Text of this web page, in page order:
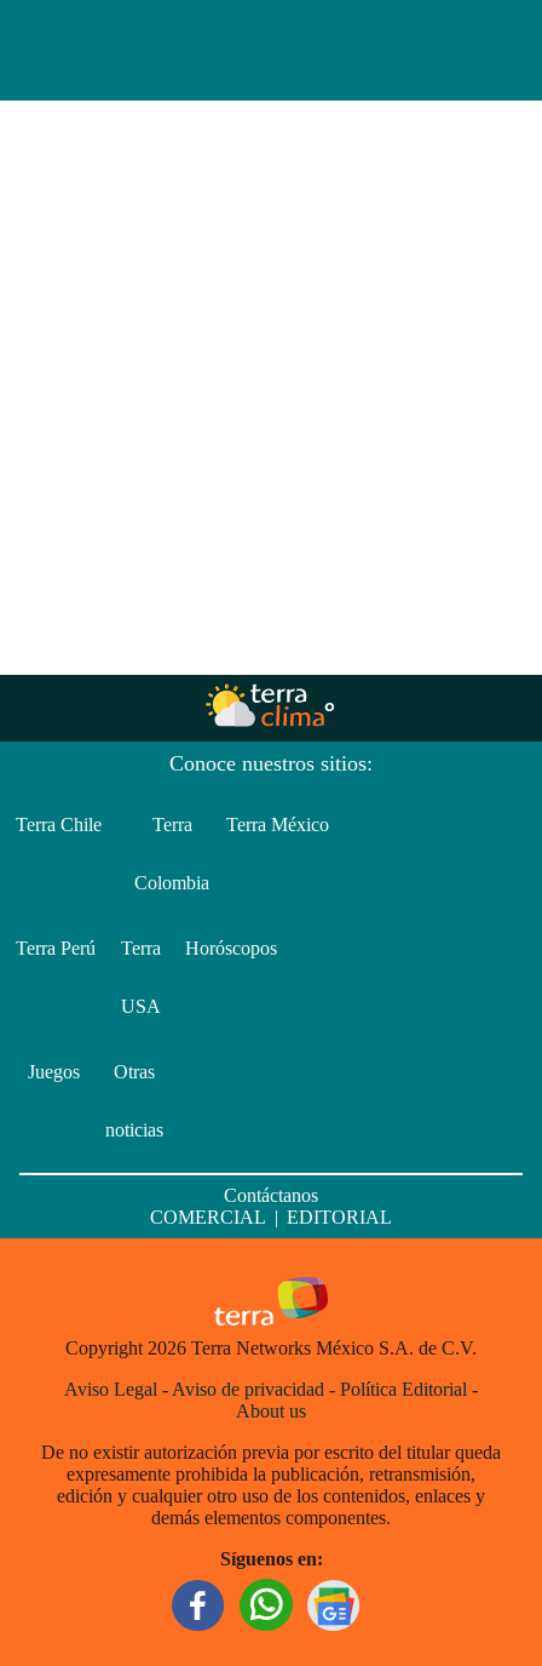
Conoce nuestros sitios:
Terra Chile Terra
Colombia
Terra México
Terra Perú Terra
USA
Horóscopos
Juegos Otras
noticias
Contáctanos
COMERCIAL | EDITORIAL
Copyright 2026 Terra Networks México S.A. de C.V.
Aviso Legal - Aviso de privacidad - Política Editorial -
About us
De no existir autorización previa por escrito del titular queda
expresamente prohibida la publicación, retransmisión,
edición y cualquier otro uso de los contenidos, enlaces y
demás elementos componentes.
Síguenos en: